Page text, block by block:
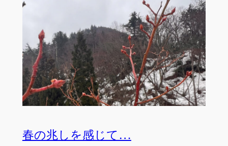
春の兆しを感じて…